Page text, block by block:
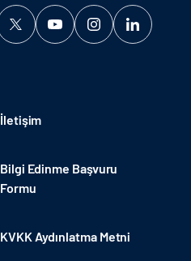
İletişim
Bilgi Edinme Başvuru
Formu
KVKK Aydınlatma Metni